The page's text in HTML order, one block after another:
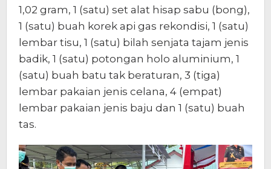
1,02 gram, 1 (satu) set alat hisap sabu (bong),
1 (satu) buah korek api gas rekondisi, 1 (satu)
lembar tisu, 1 (satu) bilah senjata tajam jenis
badik, 1 (satu) potongan holo aluminium, 1
(satu) buah batu tak beraturan, 3 (tiga)
lembar pakaian jenis celana, 4 (empat)
lembar pakaian jenis baju dan 1 (satu) buah
tas.